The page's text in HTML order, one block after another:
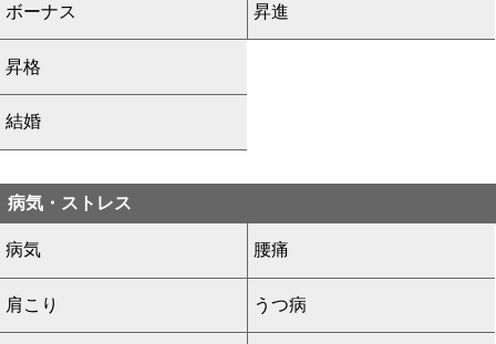
ボーナス 昇進
昇格
結婚
病気・ストレス
病気 腰痛
肩こり うつ病